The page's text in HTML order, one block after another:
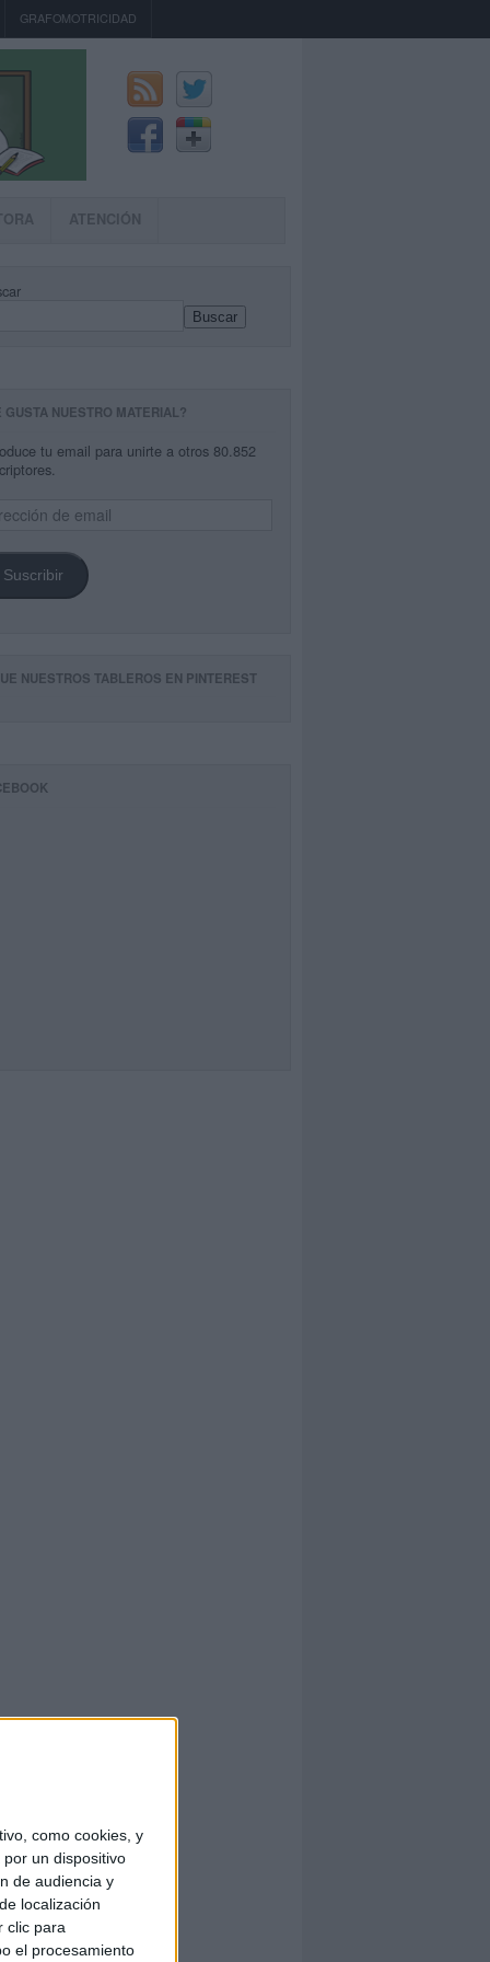
como cookies, y
un dispositivo
de audiencia y
localización
clic para
el procesamiento
GRAFOMOTRICIDAD
ATENCIÓN
Buscar
GUSTA NUESTRO MATERIAL?
tu email para unirte a otros 80.852
Suscribir
NUESTROS TABLEROS EN PINTEREST